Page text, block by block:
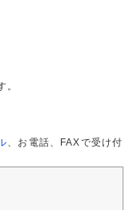
。
、お電話、FAXで受け付